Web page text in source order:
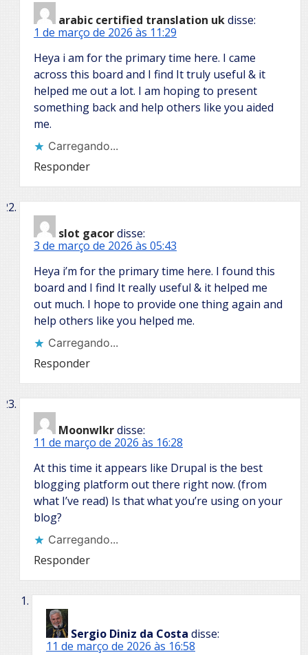
arabic certified translation ukdisse:
1 de março de 2026 às 11:29
Heya i am for the primary time here. I came
across this board and I find It truly useful & it
helped me out a lot. I am hoping to present
something back and help others like you aided
me.
Carregando...
Responder
slot gacordisse:
3 de março de 2026 às 05:43
Heya i’m for the primary time here. I found this
board and I find It really useful & it helped me
out much. I hope to provide one thing again and
help others like you helped me.
Carregando...
Responder
Moonwlkrdisse:
11 de março de 2026 às 16:28
At this time it appears like Drupal is the best
blogging platform out there right now. (from
what I’ve read) Is that what you’re using on your
blog?
Carregando...
Responder
Sergio Diniz da Costa disse:
11 de março de 2026 às 16:58